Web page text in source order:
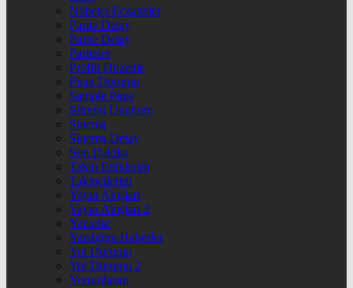
Nöbetçi Eczaneler
Parite Detay
Parite Detay
Pariteler
Profili Düzenle
Puan Durumu
Sample Page
Şifremi Unuttum
Sinema
Sinema Detay
Son Dakika
Takip Ettiklerim
Takipçilerim
Yayın Akışları
Yayın Akışları 2
Yazarlar
Yazdığım Haberler
Yol Durumu
Yol Durumu 2
Yorumlarım